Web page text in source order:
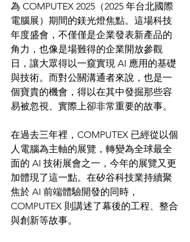
為 COMPUTEX 2025（2025 年台北國際
電腦展）期間的鎂光燈焦點。這場科技
年度盛會，不僅僅是企業發表新產品的
角力，也像是場難得的企業開放參觀
日，讓大眾得以一窺實現 AI 應用的基礎
與技術。而對公關溝通者來說，也是一
個寶貴的機會，得以在其中發掘那些容
易被忽視、實際上卻非常重要的故事。
在過去三年裡，COMPUTEX 已經從以個
人電腦為主軸的展覽，轉變為全球最全
面的 AI 技術展會之一，今年的展覽又更
加體現了這一點。在矽谷科技業持續聚
焦於 AI 前端體驗開發的同時，
COMPUTEX 則講述了幕後的工程、整合
與創新等故事。